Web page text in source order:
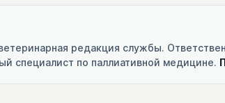
редакция службы.
специалист по паллиативной медицине.